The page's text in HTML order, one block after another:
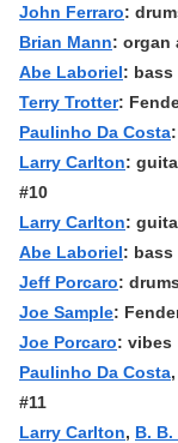
John Ferraro:
Brian Mann: organ
Abe Laboriel: bass
Terry Trotter:
Paulinho Da Costa
Larry Carlton:
#10
Larry Carlton:
Abe Laboriel: bass
Jeff Porcaro: drums
Joe Sample:
Joe Porcaro: vibes
Paulinho Da Costa,
#11
Larry Carlton, B.